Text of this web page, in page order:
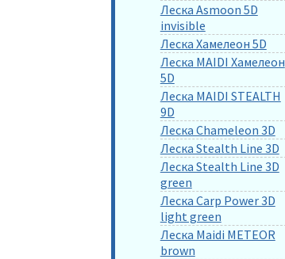
Леска Asmoon 5D
invisible
Леска Хамелеон 5D
Леска MAIDI Хамелеон
5D
Леска MAIDI STEALTH
9D
Леска Chameleon 3D
Леска Stealth Line 3D
Леска Stealth Line 3D
green
Леска Carp Power 3D
light green
Леска Maidi METEOR
brown